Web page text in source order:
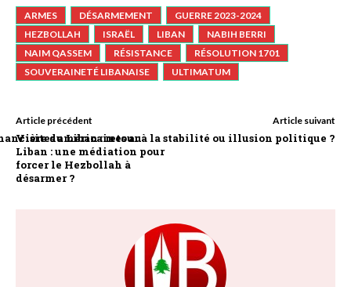
ARMES DÉSARMEMENT
GUERRE 2023-2024
HEZBOLLAH
ISRAËL LIBAN
NABIH BERRI
NAIM QASSEM
RÉSISTANCE
RÉSOLUTION 1701
SOUVERAINETÉ LIBANAISE
ULTIMATUM
Article précédent
Visites américaines au
Liban : une médiation pour
forcer le Hezbollah à
désarmer ?
Article suivant
du Liban : retour à la stabilité ou illusion politique ?